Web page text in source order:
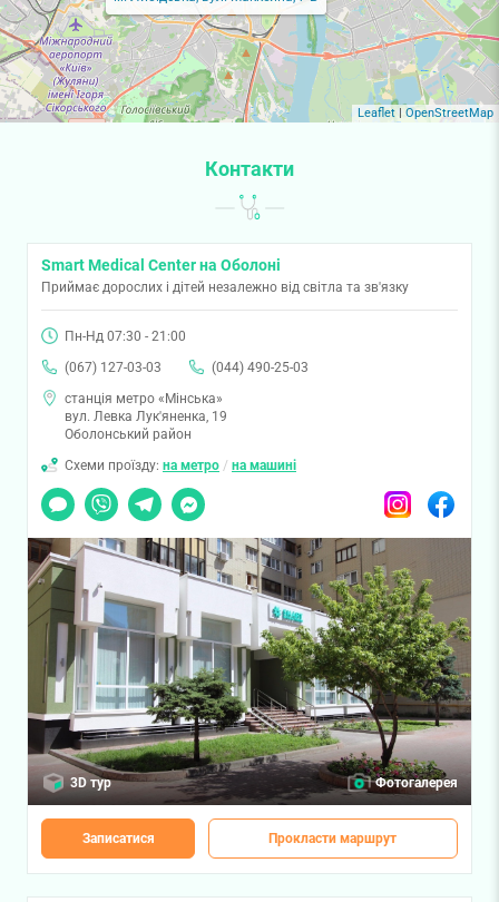
Leaflet OpenStreetMap
Контакти
Smart Medical Center на Оболоні
Приймає дорослих і дітей незалежно від світла та зв'язку
Пн-Нд 07:30 - 21:00
(067) 127-03-03
(044) 490-25-03
станція метро «Мінська»
вул. Левка Лук'яненка, 19
Оболонський район
Схеми проїзду: на метро / на машині
Чат
Viber TelegramMessenger InstagramFacebook
3D тур Фотогалерея
Записатися Прокласти маршрут